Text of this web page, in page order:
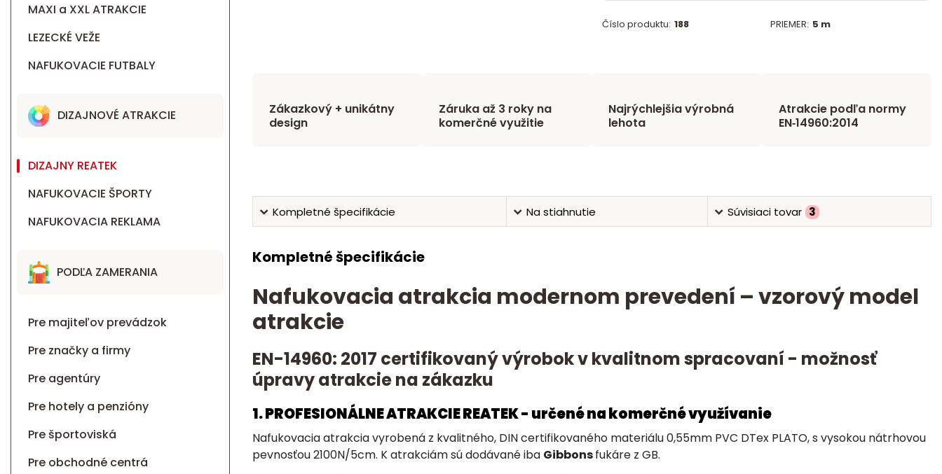
MAXI a XXL ATRAKCIE
LEZECKÉ VEŽE
NAFUKOVACIE FUTBALY
DIZAJNOVÉ ATRAKCIE
DIZAJNY REATEK
NAFUKOVACIE ŠPORTY
NAFUKOVACIA REKLAMA
PODĽA ZAMERANIA
Pre majiteľov prevádzok
Pre značky a firmy
Pre agentúry
Pre hotely a penzióny
Pre športoviská
Pre obchodné centrá
Číslo produktu: 188 PRIEMER: 5 m
Zákazkový + unikátny
design
Záruka až 3 roky na
komerčné využitie
Najrýchlejšia výrobná
lehota
Atrakcie podľa normy
EN‑14960:2014
Kompletné špecifikácie Na stiahnutie Súvisiaci tovar 3
Kompletné špecifikácie
Nafukovacia atrakcia modernom prevedení – vzorový model
atrakcie
EN-14960: 2017 certifikovaný výrobok v kvalitnom spracovaní - možnosť
úpravy atrakcie na zákazku
1. PROFESIONÁLNE ATRAKCIE REATEK - určené na komerčné využívanie
Nafukovacia atrakcia vyrobená z kvalitného, DIN certifikovaného materiálu 0,55mm PVC DTex PLATO, s vysokou nátrhovou
pevnosťou 2100N/5cm. K atrakciám sú dodávané iba Gibbonsfukáre z GB.